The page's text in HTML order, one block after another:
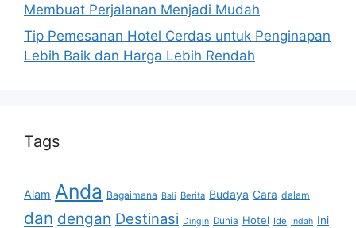
Membuat Perjalanan Menjadi Mudah
Tip Pemesanan Hotel Cerdas untuk Penginapan
Lebih Baik dan Harga Lebih Rendah
Tags
Alam Anda Bagaimana Bali Berita Budaya Cara dalam
dan dengan Destinasi Dingin Dunia Hotel Ide Indah Ini